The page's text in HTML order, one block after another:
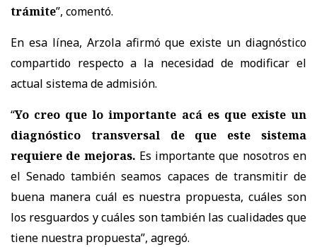
trámite”, comentó.
En esa línea, Arzola afirmó que existe un diagnóstico
compartido respecto a la necesidad de modificar el
actual sistema de admisión.
“Yo creo que lo importante acá es que existe un
diagnóstico transversal de que este sistema
requiere de mejoras. Es importante que nosotros en
el Senado también seamos capaces de transmitir de
buena manera cuál es nuestra propuesta, cuáles son
los resguardos y cuáles son también las cualidades que
tiene nuestra propuesta”, agregó.